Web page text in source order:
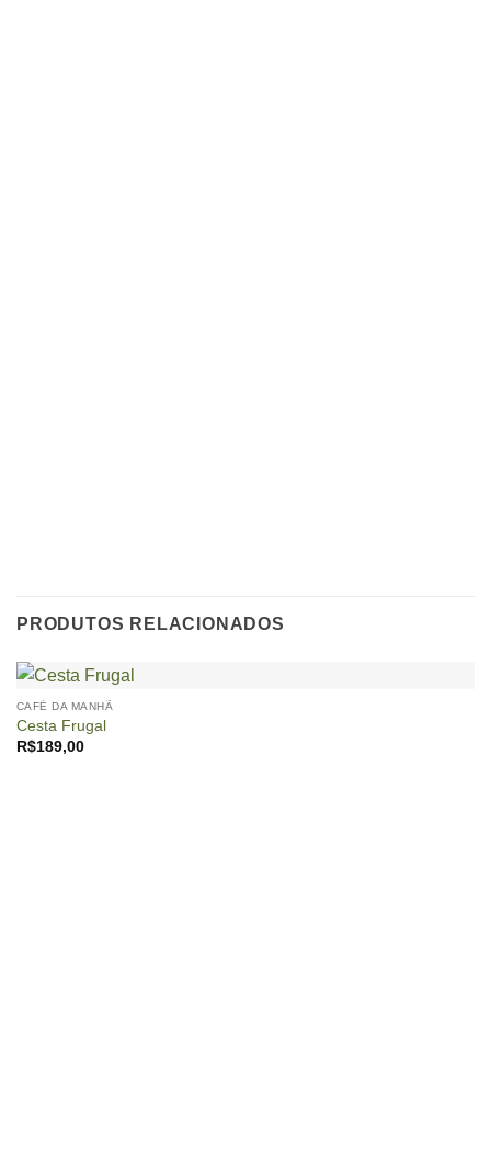
PRODUTOS RELACIONADOS
CAFÉ DA MANHÃ
Cesta Frugal
R$189,00